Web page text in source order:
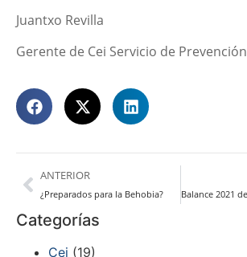
Juantxo Revilla
Gerente de Cei Servicio de Prevención
ANTERIOR
¿Preparados para la Behobia?
Categorías
Cei (19)